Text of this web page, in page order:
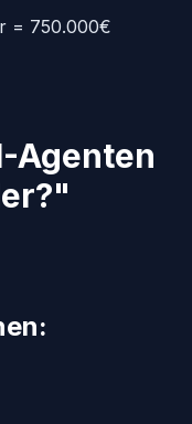
= 750.000€
Agenten